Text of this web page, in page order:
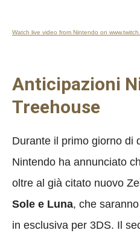
Watch live video from Nintendo on
Anticipazioni
Treehouse
Durante il primo giorno di
Nintendo ha annunciato
oltre al già citato nuovo
Sole e Luna, che
in esclusiva per 3DS. Il